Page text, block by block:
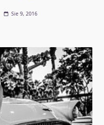
Sie 9, 2016